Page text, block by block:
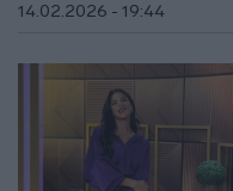
14.02.2026 - 19:44